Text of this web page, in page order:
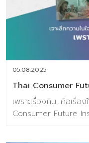
05.08.2025
Thai Consumer
เพราะเรื่องกิน…คือเรื่
Consumer Future